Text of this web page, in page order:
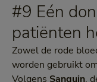
#9 Eén
patiënten
Zowel de rode
worden gebruikt
Volgens Sanquin,